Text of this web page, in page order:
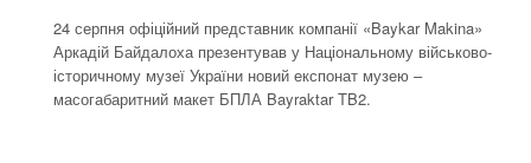
24 серпня офіційний представник компанії «Baykar Makina»
Аркадій Байдалоха презентував у Національному військово-
історичному музеї України новий експонат музею –
масогабаритний макет БПЛА Bayraktar TB2.